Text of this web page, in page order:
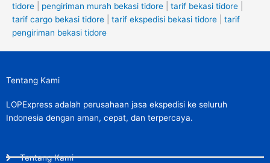
tidore
pengiriman murah bekasi tidore tarif bekasi tidore
tarif cargo bekasi tidore
tarif ekspedisi bekasi tidore
tarif
pengiriman bekasi tidore
Tentang Kami
LOPExpress adalah perusahaan jasa ekspedisi ke seluruh
Indonesia dengan aman, cepat, dan terpercaya.
Tentang Kami